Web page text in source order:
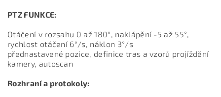
PTZ FUNKCE:
Otáčení v rozsahu 0 až 180°, naklápění -5 až 55°,
rychlost otáčení 6°/s, náklon 3°/s
přednastavené pozice, definice tras a vzorů projíždění
kamery, autoscan
Rozhraní a protokoly: